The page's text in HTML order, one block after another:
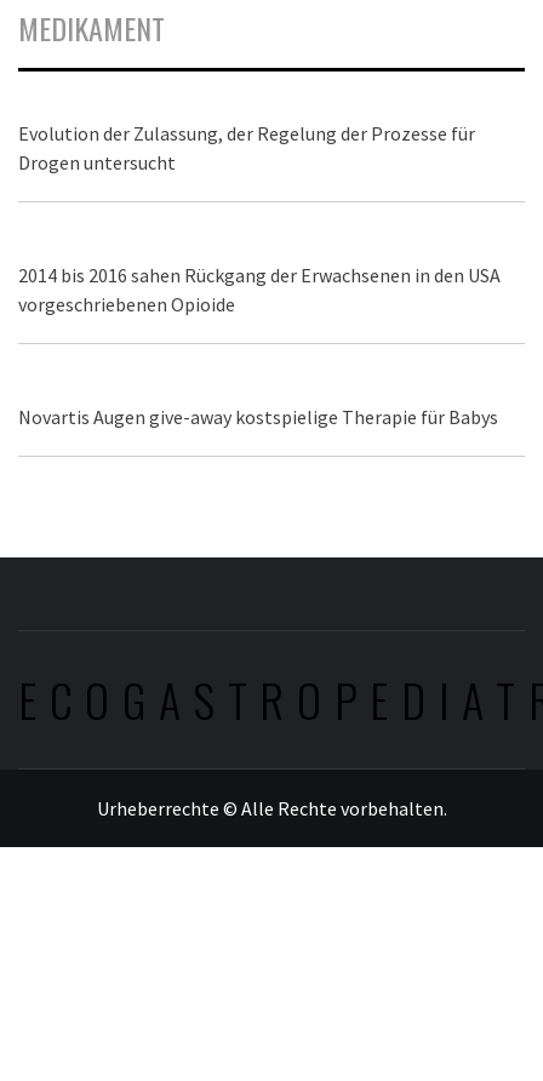
MEDIKAMENT
Evolution der Zulassung, der Regelung der Prozesse für
Drogen untersucht
2014 bis 2016 sahen Rückgang der Erwachsenen in den USA
vorgeschriebenen Opioide
Novartis Augen give-away kostspielige Therapie für Babys
Urheberrechte © Alle Rechte vorbehalten.